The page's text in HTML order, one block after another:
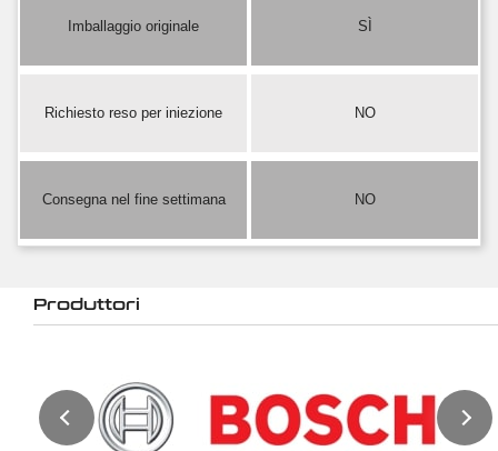
Imballaggio originale SÌ
Richiesto reso per iniezione NO
Consegna nel fine settimana NO
Produttori